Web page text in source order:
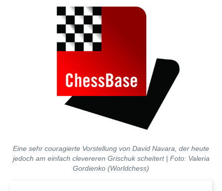
Eine sehr couragierte Vorstellung von David Navara, der heute
jedoch am einfach clevereren Grischuk scheitert | Foto: Valeria
Gordienko (Worldchess)